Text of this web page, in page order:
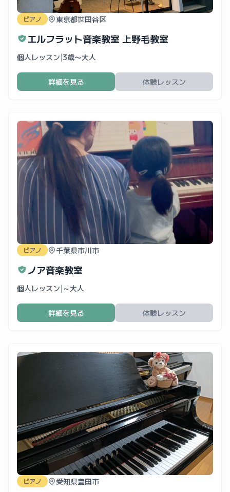
ピアノ 東京都世田谷区
エルフラット音楽教室 上野毛教室
個人レッスン|3歳〜大人
詳細を見る 体験レッスン
ピアノ 千葉県市川市
ノア音楽教室
個人レッスン|～大人
詳細を見る 体験レッスン
ピアノ 愛知県豊田市